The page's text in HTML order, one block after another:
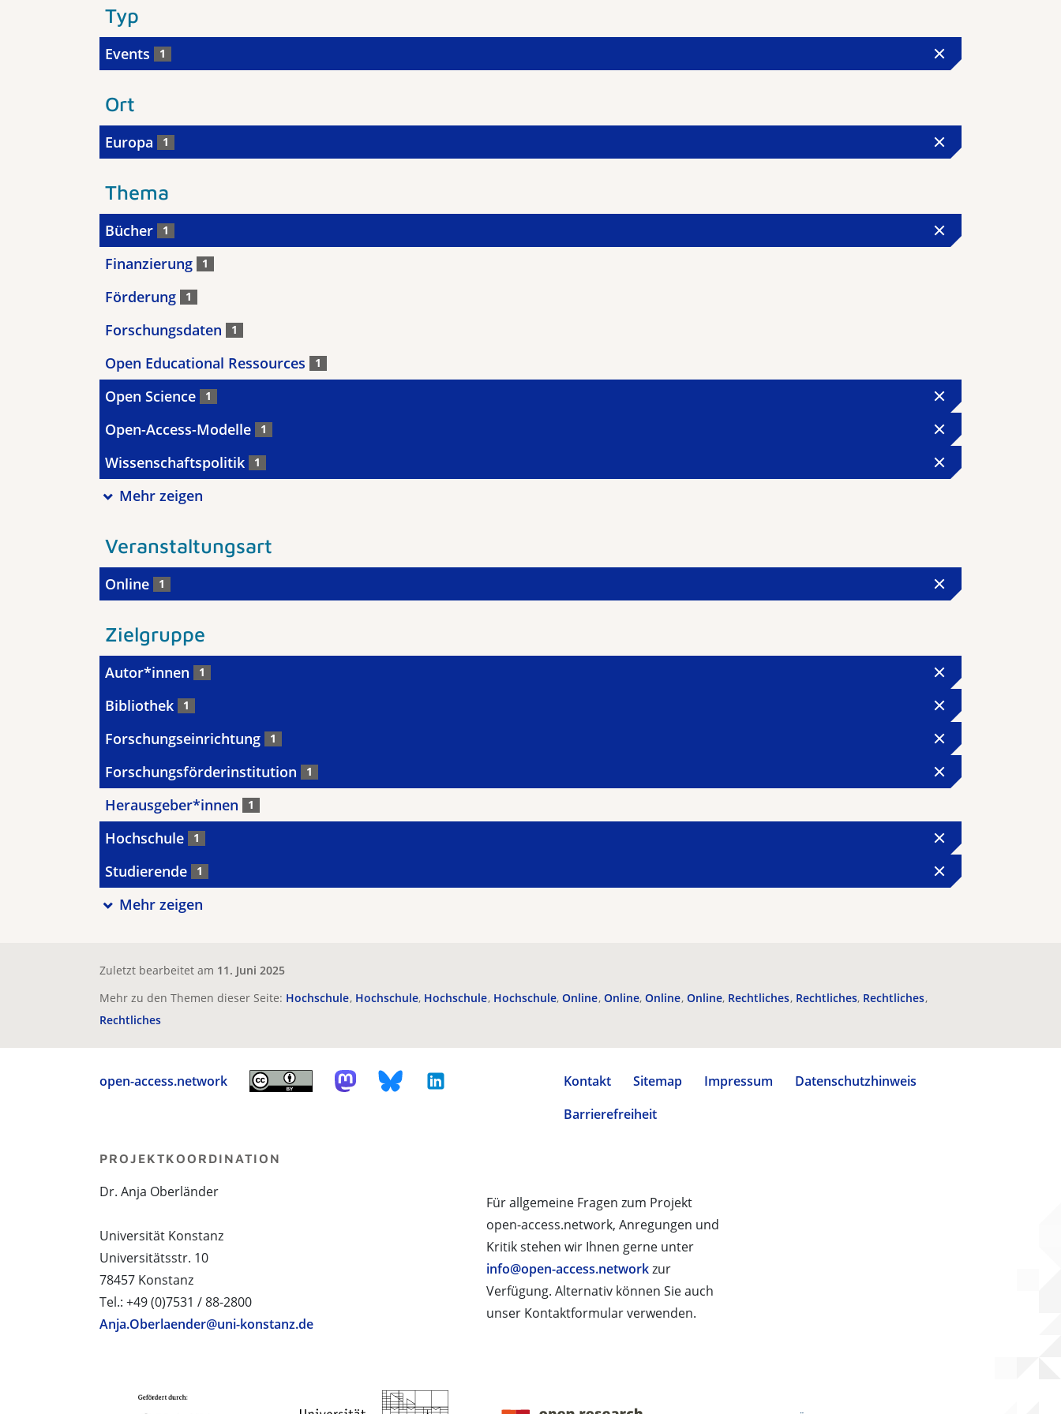
Typ
Events 1
Ort
Europa 1
Thema
Bücher 1
Finanzierung 1
Förderung 1
Forschungsdaten 1
Open Educational Ressources 1
Open Science 1
Open-Access-Modelle 1
Wissenschaftspolitik 1
Mehr zeigen
Veranstaltungsart
Online 1
Zielgruppe
Autor*innen 1
Bibliothek 1
Forschungseinrichtung 1
Forschungsförderinstitution 1
Herausgeber*innen 1
Hochschule 1
Studierende 1
Mehr zeigen
Zuletzt bearbeitet am 11. Juni 2025
Mehr zu den Themen dieser Seite: Hochschule Hochschule Hochschule Hochschule Online Online Online Online Rechtliches Rechtliches Rechtliches
Rechtliches
open-access.network Kontakt Sitemap Impressum
Datenschutzhinweis
Barrierefreiheit
Für allgemeine Fragen zum Projekt
open-access.network, Anregungen und
Kritik stehen wir Ihnen gerne unter
info@open-access.networkzur
Verfügung. Alternativ können Sie auch
unser Kontaktformular verwenden.
PROJEKTKOORDINATION
Dr. Anja Oberländer
Universität Konstanz
Universitätsstr. 10
78457 Konstanz
Tel.: +49 (0)7531 / 88-2800
Anja.Oberlaender@uni-konstanz.de